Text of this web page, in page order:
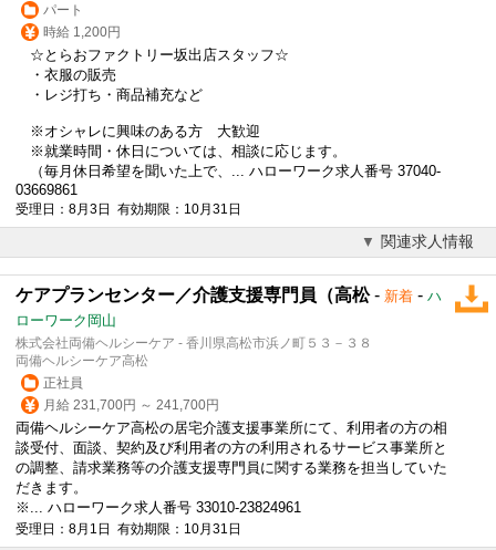
パート
時給 1,200円
☆とらおファクトリー坂出店スタッフ☆
・衣服の販売
・レジ打ち・商品補充など
※オシャレに興味のある方 大歓迎
※就業時間・休日については、相談に応じます。
（毎月休日希望を聞いた上で、... ハローワーク求人番号 37040-
03669861
受理日：8月3日 有効期限：10月31日
関連求人情報
ケアプランセンター／介護支援専門員（高松- 新着 - ハ
ローワーク岡山
株式会社両備ヘルシーケア - 香川県高松市浜ノ町５３－３８
両備ヘルシーケア高松
正社員
月給 231,700円 ～ 241,700円
両備ヘルシーケア高松の居宅介護支援事業所にて、利用者の方の相
談受付、面談、契約及び利用者の方の利用されるサービス事業所と
の調整、請求業務等の介護支援専門員に関する業務を担当していた
だきます。
※... ハローワーク求人番号 33010-23824961
受理日：8月1日 有効期限：10月31日